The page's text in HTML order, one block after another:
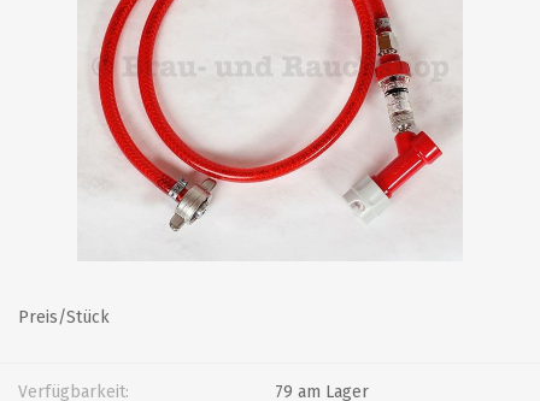
Preis/Stück
Verfügbarkeit: 79 am Lager